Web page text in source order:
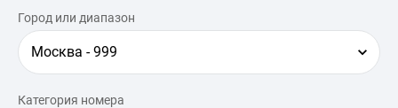
Город или диапазон
Москва - 999
Категория номера